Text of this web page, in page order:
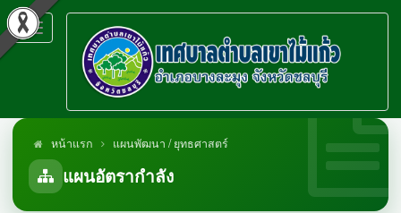
Toggle
navigation
หน้าแรก แผนพัฒนา / ยุทธศาสตร์
แผนอัตรากำลัง